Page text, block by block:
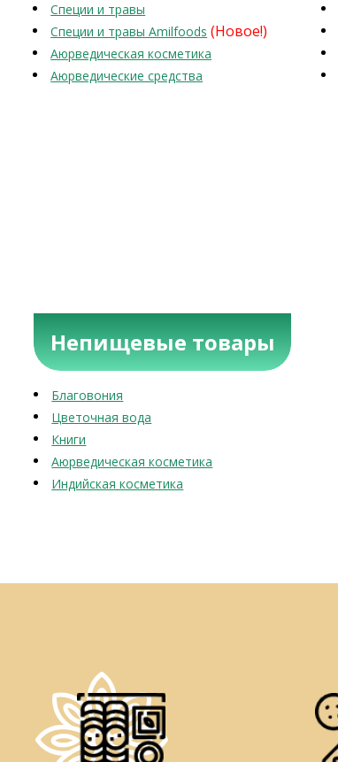
Специи и травы
Специи и травы Amilfoods (Новое!)
Аюрведическая косметика
Аюрведические средства
Непищевые товары
Благовония
Цветочная вода
Книги
Аюрведическая косметика
Индийская косметика